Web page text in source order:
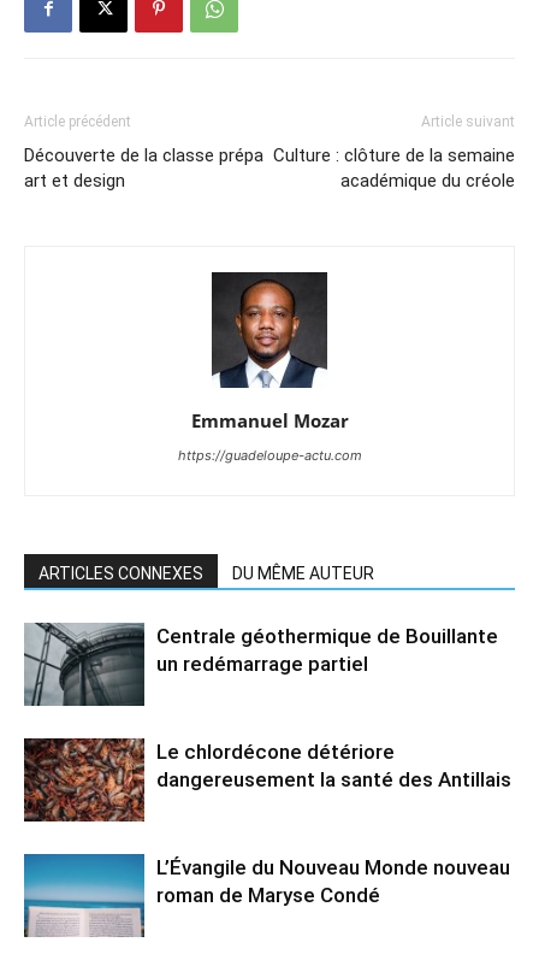
Article précédent
Découverte de la classe prépa
art et design
Article suivant
Culture : clôture de la semaine
académique du créole
Emmanuel Mozar
https://guadeloupe-actu.com
ARTICLES CONNEXES DU MÊME AUTEUR
Centrale géothermique de Bouillante
un redémarrage partiel
Le chlordécone détériore
dangereusement la santé des Antillais
L’Évangile du Nouveau Monde nouveau
roman de Maryse Condé